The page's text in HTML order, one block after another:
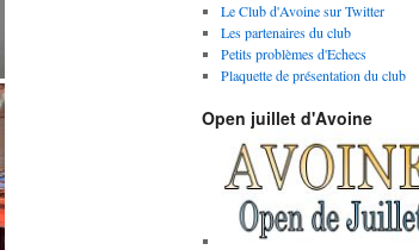
Le Club d'Avoine sur Twitter
Les partenaires du club
Petits problèmes d'Echecs
Plaquette de présentation du club
Open juillet d'Avoine